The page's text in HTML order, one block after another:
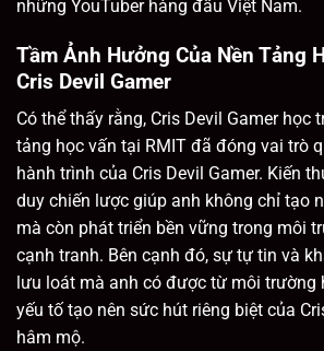
những YouTuber hàng đầu Việt Nam.
Tầm Ảnh Hưởng Của Nền Tảng
Cris Devil Gamer
Có thể thấy rằng, Cris Devil Gamer học
tảng học vấn tại RMIT đã đóng vai trò
hành trình của Cris Devil Gamer. Kiến
duy chiến lược giúp anh không chỉ tạo
mà còn phát triển bền vững trong môi
cạnh tranh. Bên cạnh đó, sự tự tin và
lưu loát mà anh có được từ môi trường
yếu tố tạo nên sức hút riêng biệt của
hâm mộ.